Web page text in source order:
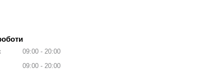
09:00
20:00
09:00
20:00